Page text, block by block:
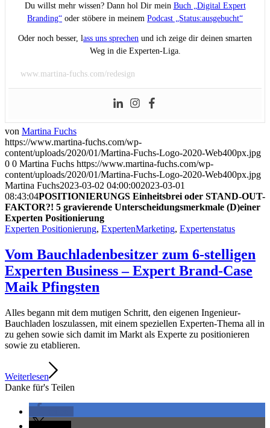
Du willst mehr wissen? Dann hol Dir mein Buch „Digital Expert
Branding“ oder stöbere in meinem Podcast „Status:ausgebucht“
Oder noch besser, lass uns sprechen und ich zeige dir deinen smarten
Weg in die Experten-Liga.
www.martina-fuchs.com/redesign
von Martina Fuchs
https://www.martina-fuchs.com/wp-
content/uploads/2020/01/Martina-Fuchs-Logo-2020-Web400px.jpg
0 0 Martina Fuchs https://www.martina-fuchs.com/wp-
content/uploads/2020/01/Martina-Fuchs-Logo-2020-Web400px.jpg
Martina Fuchs2023-03-02 04:00:002023-03-01
08:43:04POSITIONIERUNGS Einheitsbrei oder STAND-OUT-
FAKTOR?! 5 gravierende Unterscheidungsmerkmale (D)einer
Experten Positionierung
Experten Positionierung, ExpertenMarketing, Expertenstatus
Vom Bauchladenbesitzer zum 6-stelligen
Experten Business – Expert Brand-Case
Maik Pfingsten
Alles begann mit dem mutigen Schritt, den eigenen Ingenieur-
Bauchladen loszulassen, mit einem speziellen Experten-Thema all in
zu gehen sowie sich damit im Markt als Experte zu positionieren
sowie zu etablieren.
Weiterlesen
Danke für's Teilen